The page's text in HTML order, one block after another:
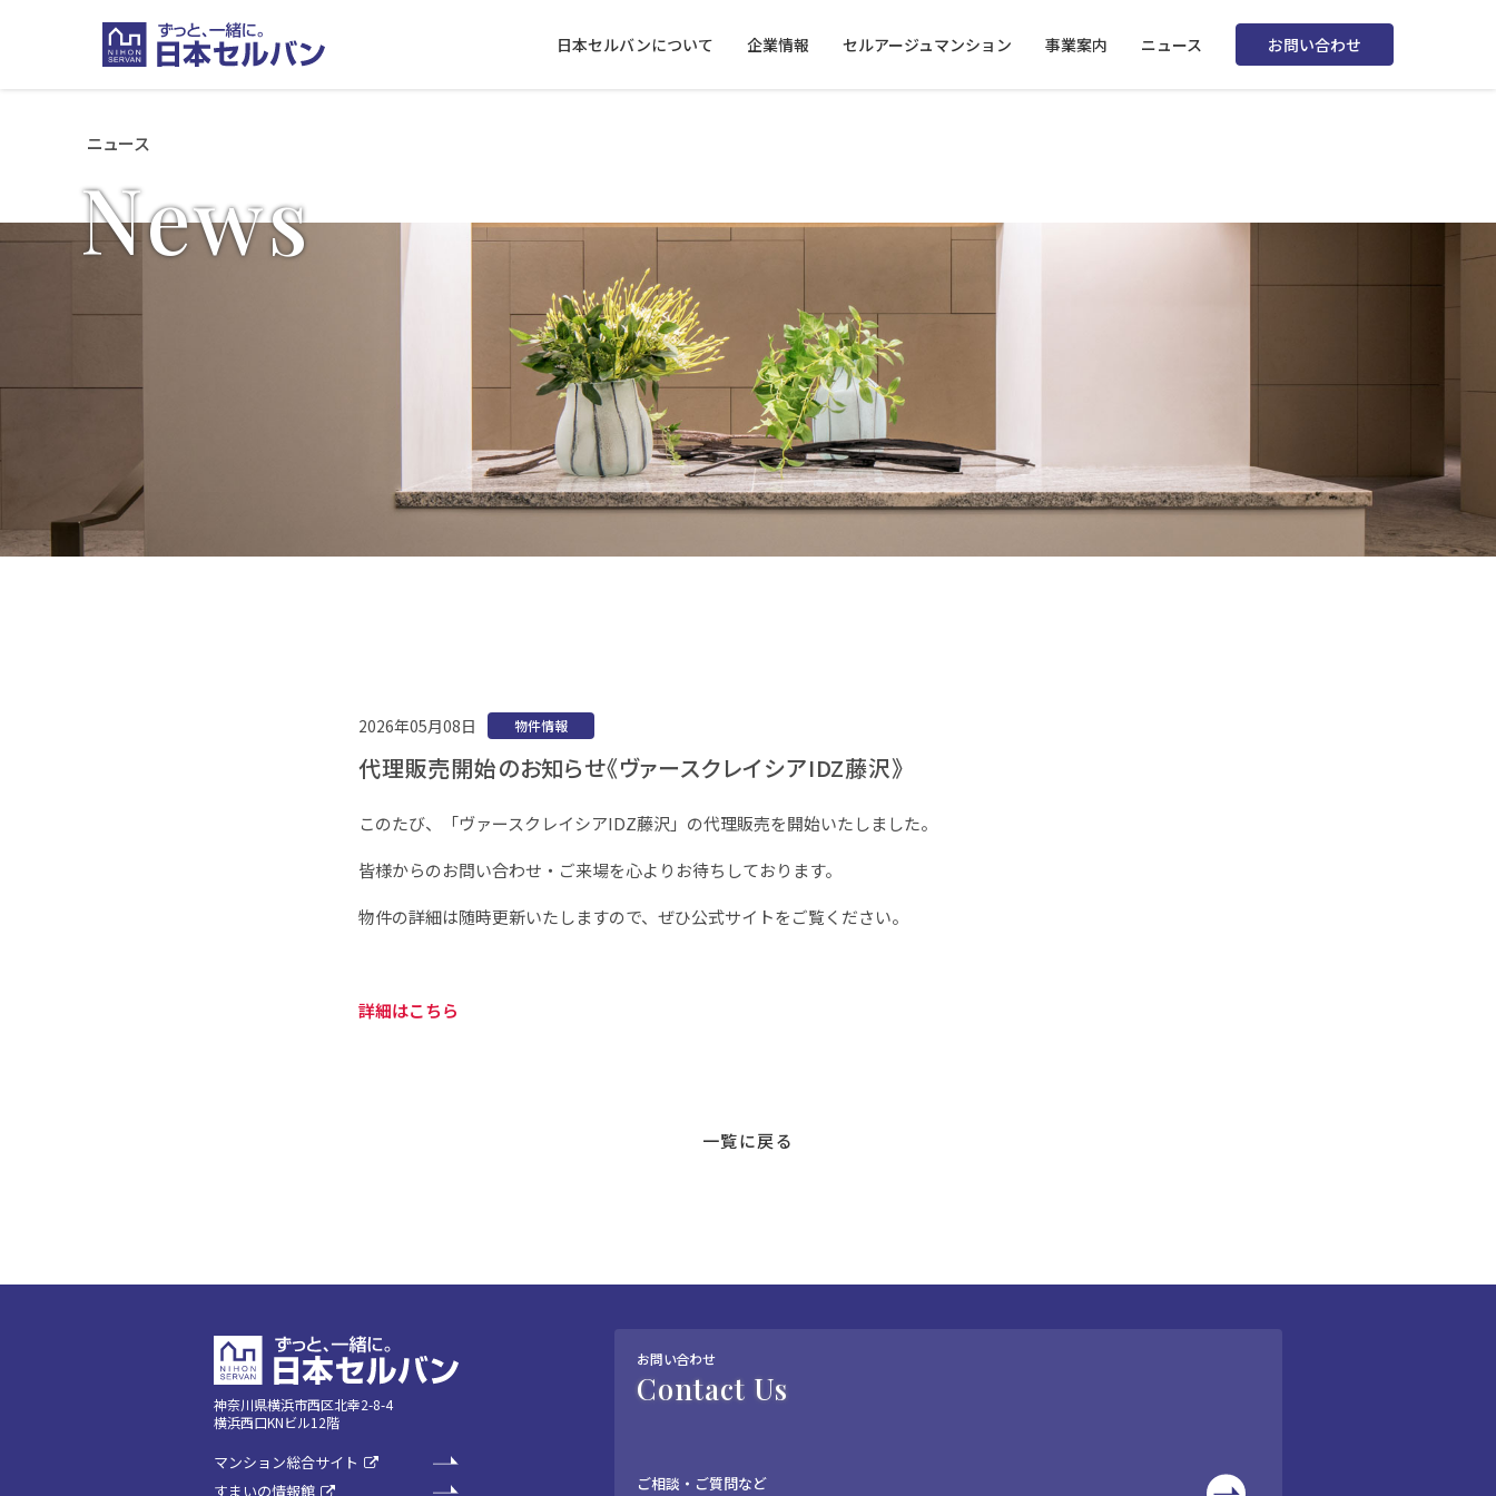
日本セルバンについて 企業情報 セルアージュマンション 事業案内 ニュース お問い合わせ
ニュース
News
2026年05月08日 物件情報
代理販売開始のお知らせ《ヴァースクレイシアIDZ藤沢》
このたび、「ヴァースクレイシアIDZ藤沢」の代理販売を開始いたしました。
皆様からのお問い合わせ・ご来場を心よりお待ちしております。
物件の詳細は随時更新いたしますので、ぜひ公式サイトをご覧ください。
詳細はこちら
一覧に戻る
神奈川県横浜市西区北幸2-8-4
横浜西口KNビル12階
マンション総合サイト
すまいの情報館
お問い合わせ
Contact Us
ご相談・ご質問など